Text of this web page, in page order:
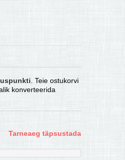
. Teie ostukorvi
konverteerida
Tarneaeg täpsustada